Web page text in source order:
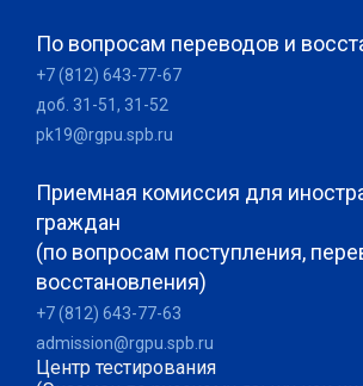
По вопросам переводов и
+7 (812) 643-77-67
доб. 31-51, 31-52
pk19@rgpu.spb.ru
Приемная комиссия для
граждан
(по вопросам поступления,
восстановления)
+7 (812) 643-77-63
admission@rgpu.spb.ru
Центр тестирования